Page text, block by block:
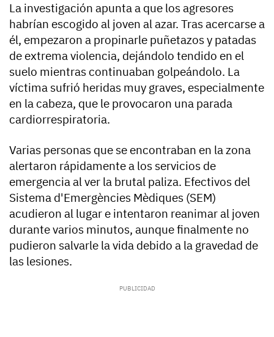
La investigación apunta a que los agresores
habrían escogido al joven al azar. Tras acercarse a
él, empezaron a propinarle puñetazos y patadas
de extrema violencia, dejándolo tendido en el
suelo mientras continuaban golpeándolo. La
víctima sufrió heridas muy graves, especialmente
en la cabeza, que le provocaron una parada
cardiorrespiratoria.
Varias personas que se encontraban en la zona
alertaron rápidamente a los servicios de
emergencia al ver la brutal paliza. Efectivos del
Sistema d'Emergències Mèdiques (SEM)
acudieron al lugar e intentaron reanimar al joven
durante varios minutos, aunque finalmente no
pudieron salvarle la vida debido a la gravedad de
las lesiones.